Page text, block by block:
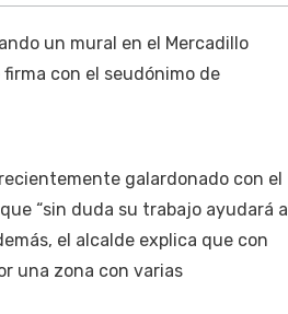
un mural en el Mercadillo
con el seudónimo de
galardonado con el
“sin duda su trabajo ayudará a
el alcalde explica que con
una zona con varias